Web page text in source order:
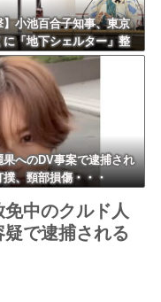
】小池百合子知事、東京
に「地下シェルター」整
式表明ｗｗｗｗｗｗｗｗ
へのDV事案で逮捕され
、頸部損傷・・・
免中のクルド人
で逮捕される